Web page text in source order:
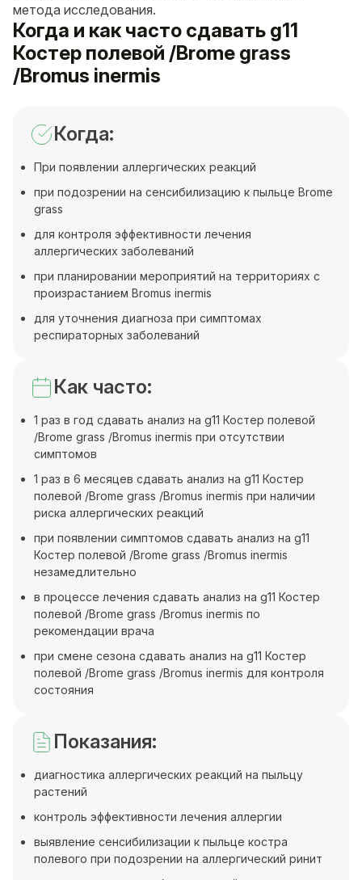
метода исследования.
Когда и как часто сдавать g11
Костер полевой /Brome grass
/Bromus inermis
Когда:
При появлении аллергических реакций
при подозрении на сенсибилизацию к пыльце Brome
grass
для контроля эффективности лечения
аллергических заболеваний
при планировании мероприятий на территориях с
произрастанием Bromus inermis
для уточнения диагноза при симптомах
респираторных заболеваний
Как часто:
1 раз в год сдавать анализ на g11 Костер полевой
/Brome grass /Bromus inermis при отсутствии
симптомов
1 раз в 6 месяцев сдавать анализ на g11 Костер
полевой /Brome grass /Bromus inermis при наличии
риска аллергических реакций
при появлении симптомов сдавать анализ на g11
Костер полевой /Brome grass /Bromus inermis
незамедлительно
в процессе лечения сдавать анализ на g11 Костер
полевой /Brome grass /Bromus inermis по
рекомендации врача
при смене сезона сдавать анализ на g11 Костер
полевой /Brome grass /Bromus inermis для контроля
состояния
Показания:
диагностика аллергических реакций на пыльцу
растений
контроль эффективности лечения аллергии
выявление сенсибилизации к пыльце костра
полевого при подозрении на аллергический ринит